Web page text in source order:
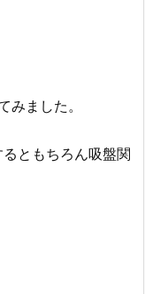
みました。
ともちろん吸盤関